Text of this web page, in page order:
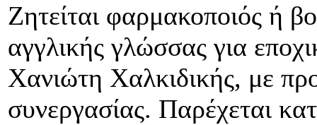
Ζητείται φαρμακοποιός ή
αγγλικής γλώσσας για
Χανιώτη Χαλκιδικής, με
συνεργασίας. Παρέχεται